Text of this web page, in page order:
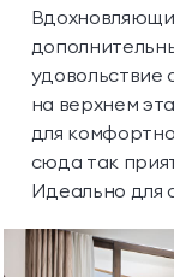
удовольствие
на верхнем
для
сюда так
Идеально для